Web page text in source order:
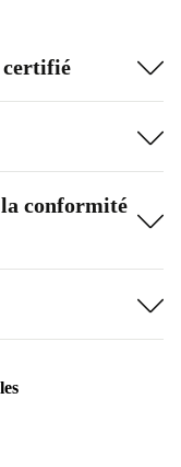
certifié
conformité